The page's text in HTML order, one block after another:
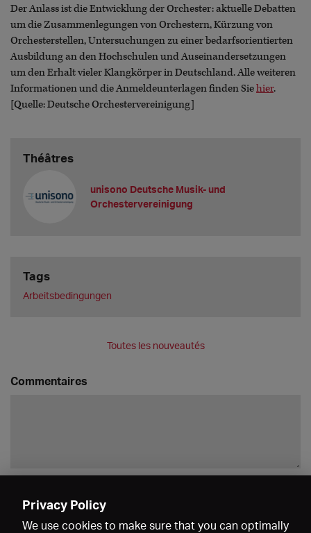
Der Anlass ist die Entwicklung der Orchester: aktuelle Debatten
um die Zusammenlegungen von Orchestern, Kürzung von
Orchesterstellen, Untersuchungen zu einer bedarfsorientierten
Ausbildung an den Hochschulen und Auseinandersetzungen
um den Erhalt vieler Klangkörper in Deutschland. Alle weiteren
Informationen und die Anmeldeunterlagen finden Siehier.
[Quelle: Deutsche Orchestervereinigung]
Théâtres
unisono Deutsche Musik- und
Orchestervereinigung
Tags
Arbeitsbedingungen
Toutes les nouveautés
Commentaires
Privacy Policy
We use cookies to make sure that you can optimally